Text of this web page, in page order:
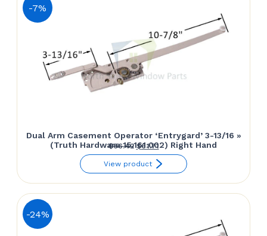
-7%
Dual Arm Casement Operator ‘Entrygard’ 3-13/16 »
(Truth Hardware 15.161.002) Right Hand
$66.42 Le
prix
était :
$61.71Le
prix
est :
View product
-24%